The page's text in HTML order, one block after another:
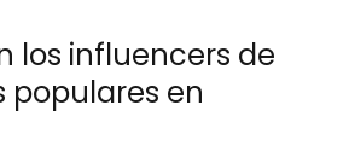
los influencers de
en